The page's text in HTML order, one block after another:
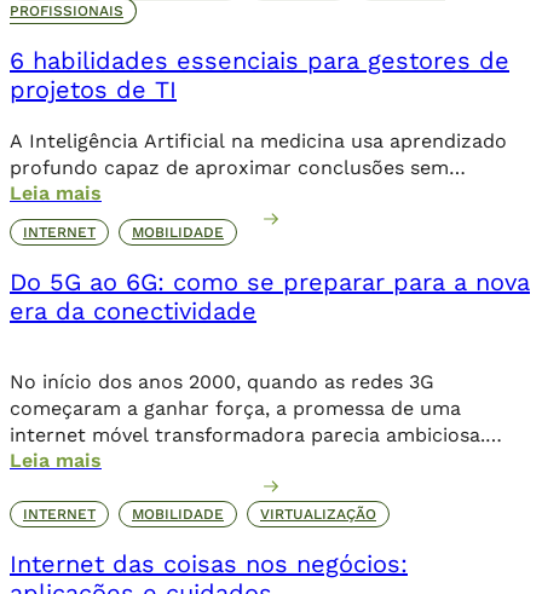
PROFISSIONAIS
6 habilidades essenciais para gestores de
projetos de TI
A Inteligência Artificial na medicina usa aprendizado
profundo capaz de aproximar conclusões sem
necessariamente a contribuição humana de forma
direta.
Leia mais
INTERNET MOBILIDADE
Do 5G ao 6G: como se preparar para a nova
era da conectividade
No início dos anos 2000, quando as redes 3G
começaram a ganhar força, a promessa de uma
internet móvel transformadora parecia ambiciosa.
Logo, o 4G levou essa revolução a novos patamares,
possibilitando o streaming de vídeos, a popularização
de aplicativos e a expansão do e-commerce. Agora,
Leia mais
INTERNET MOBILIDADE VIRTUALIZAÇÃO
Internet das coisas nos negócios: